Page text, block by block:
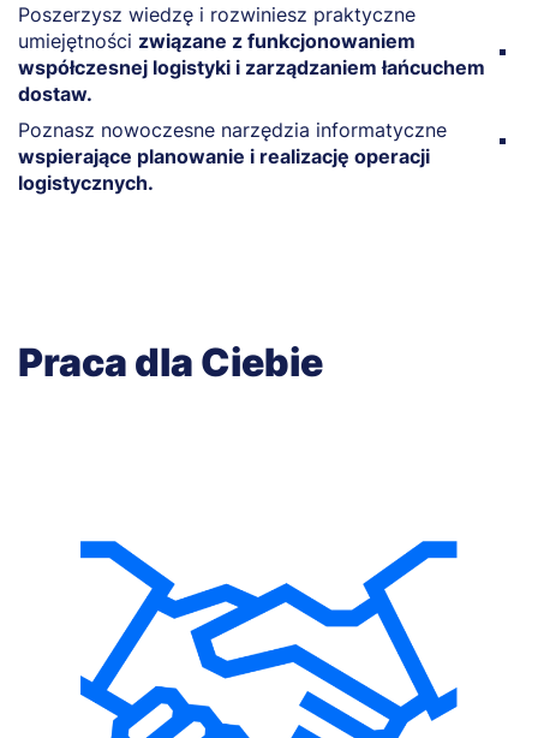
Poszerzysz wiedzę i rozwiniesz praktyczne
umiejętności związane z funkcjonowaniem
współczesnej logistyki i zarządzaniem łańcuchem
dostaw.
Poznasz nowoczesne narzędzia informatyczne
wspierające planowanie i realizację operacji
logistycznych.
Praca dla Ciebie